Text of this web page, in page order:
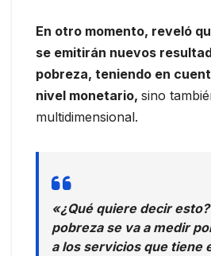
En otro momento, reveló
se emitirán nuevos
pobreza, teniendo en
nivel monetario, sino
multidimensional.
«¿Qué quiere decir esto?
pobreza se va a medir
a los servicios que tiene